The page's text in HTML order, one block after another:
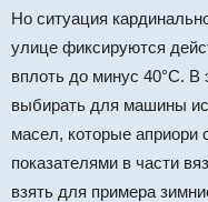
Но ситуация
улице фиксируются
вплоть до минус 40°C. В
выбирать для машины
масел, которые
показателями в части
взять для примера